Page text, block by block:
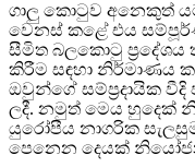
ගාලු කොටුව අනෙකුත්
වෙනස් කළේ එය
සීමිත බලකොටු
කිරීම සඳහා නිර්මාණය
ඔවුන්ගේ සම්ප්‍රදායික
ලදී. නමුත් මෙය හුදෙක්
යුරෝපීය නාගරික
පෙනෙන දෙයක්